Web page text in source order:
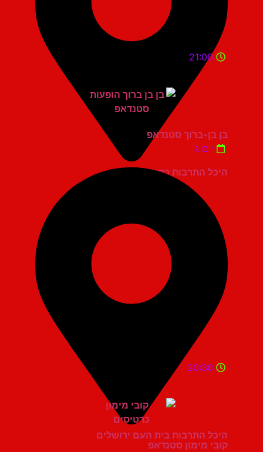
היכל התרבות כפר סבא
21:00
בן בן-ברוך סטנדאפ
יום ג'
היכל התרבות בית העם ירושלים
20:30
קובי מימון סטנדאפ